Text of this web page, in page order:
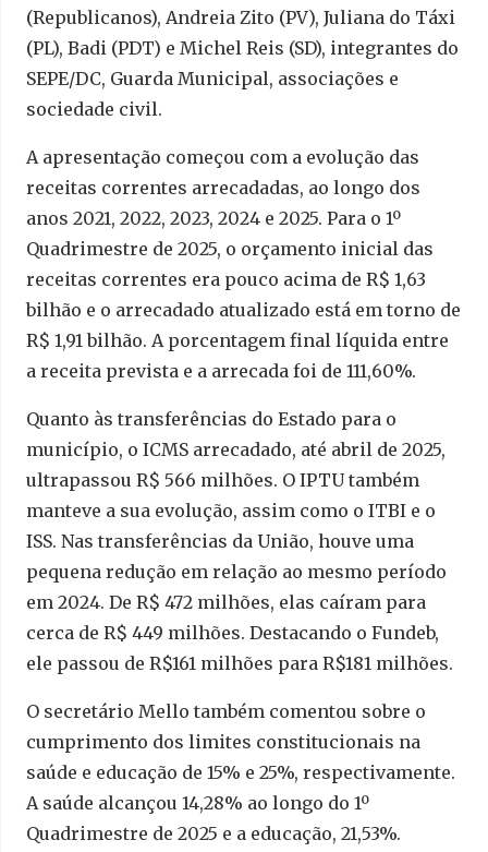
(Republicanos), Andreia Zito (PV), Juliana do Táxi
(PL), Badi (PDT) e Michel Reis (SD), integrantes do
SEPE/DC, Guarda Municipal, associações e
sociedade civil.
A apresentação começou com a evolução das
receitas correntes arrecadadas, ao longo dos
anos 2021, 2022, 2023, 2024 e 2025. Para o 1º
Quadrimestre de 2025, o orçamento inicial das
receitas correntes era pouco acima de R$ 1,63
bilhão e o arrecadado atualizado está em torno de
R$ 1,91 bilhão. A porcentagem final líquida entre
a receita prevista e a arrecada foi de 111,60%.
Quanto às transferências do Estado para o
município, o ICMS arrecadado, até abril de 2025,
ultrapassou R$ 566 milhões. O IPTU também
manteve a sua evolução, assim como o ITBI e o
ISS. Nas transferências da União, houve uma
pequena redução em relação ao mesmo período
em 2024. De R$ 472 milhões, elas caíram para
cerca de R$ 449 milhões. Destacando o Fundeb,
ele passou de R$161 milhões para R$181 milhões.
O secretário Mello também comentou sobre o
cumprimento dos limites constitucionais na
saúde e educação de 15% e 25%, respectivamente.
A saúde alcançou 14,28% ao longo do 1º
Quadrimestre de 2025 e a educação, 21,53%.